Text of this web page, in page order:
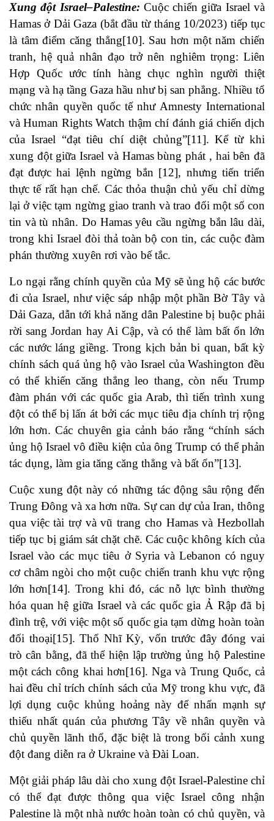
Xung đột Israel–Palestine: Cuộc chiến giữa Israel và
Hamas ở Dải Gaza (bắt đầu từ tháng 10/2023) tiếp tục
là tâm điểm căng thẳng[10]. Sau hơn một năm chiến
tranh, hệ quả nhân đạo trở nên nghiêm trọng: Liên
Hợp Quốc ước tính hàng chục nghìn người thiệt
mạng và hạ tầng Gaza hầu như bị san phẳng. Nhiều tổ
chức nhân quyền quốc tế như Amnesty International
và Human Rights Watch thậm chí đánh giá chiến dịch
của Israel “đạt tiêu chí diệt chủng”[11]. Kể từ khi
xung đột giữa Israel và Hamas bùng phát , hai bên đã
đạt được hai lệnh ngừng bắn [12], nhưng tiến triển
thực tế rất hạn chế. Các thỏa thuận chủ yếu chỉ dừng
lại ở việc tạm ngừng giao tranh và trao đổi một số con
tin và tù nhân. Do Hamas yêu cầu ngừng bắn lâu dài,
trong khi Israel đòi thả toàn bộ con tin, các cuộc đàm
phán thường xuyên rơi vào bế tắc.
Lo ngại rằng chính quyền của Mỹ sẽ ủng hộ các bước
đi của Israel, như việc sáp nhập một phần Bờ Tây và
Dải Gaza, dẫn tới khả năng dân Palestine bị buộc phải
rời sang Jordan hay Ai Cập, và có thể làm bất ổn lớn
các nước láng giềng. Trong kịch bản bi quan, bất kỳ
chính sách quá ủng hộ vào Israel của Washington đều
có thể khiến căng thẳng leo thang, còn nếu Trump
đàm phán với các quốc gia Arab, thì tiến trình xung
đột có thể bị lấn át bởi các mục tiêu địa chính trị rộng
lớn hơn. Các chuyên gia cảnh báo rằng “chính sách
ủng hộ Israel vô điều kiện của ông Trump có thể phản
tác dụng, làm gia tăng căng thẳng và bất ổn”[13].
Cuộc xung đột này có những tác động sâu rộng đến
Trung Đông và xa hơn nữa. Sự can dự của Iran, thông
qua việc tài trợ và vũ trang cho Hamas và Hezbollah
tiếp tục bị giám sát chặt chẽ. Các cuộc không kích của
Israel vào các mục tiêu ở Syria và Lebanon có nguy
cơ châm ngòi cho một cuộc chiến tranh khu vực rộng
lớn hơn[14]. Trong khi đó, các nỗ lực bình thường
hóa quan hệ giữa Israel và các quốc gia Ả Rập đã bị
đình trệ, với việc một số quốc gia tạm dừng hoàn toàn
đối thoại[15]. Thổ Nhĩ Kỳ, vốn trước đây đóng vai
trò cân bằng, đã thể hiện lập trường ủng hộ Palestine
một cách công khai hơn[16]. Nga và Trung Quốc, cả
hai đều chỉ trích chính sách của Mỹ trong khu vực, đã
lợi dụng cuộc khủng hoảng này để nhấn mạnh sự
thiếu nhất quán của phương Tây về nhân quyền và
chủ quyền lãnh thổ, đặc biệt là trong bối cảnh xung
đột đang diễn ra ở Ukraine và Đài Loan.
Một giải pháp lâu dài cho xung đột Israel-Palestine chỉ
có thể đạt được thông qua việc Israel công nhận
Palestine là một nhà nước hoàn toàn có chủ quyền, và